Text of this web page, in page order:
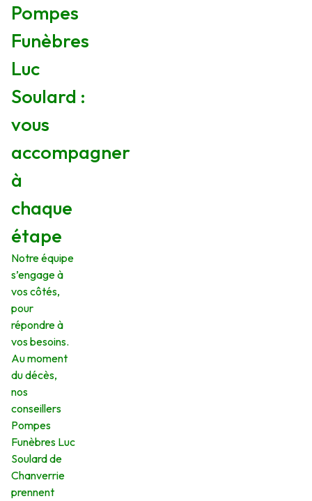
Pompes
Funèbres
Luc
Soulard :
vous
accompagner
à
chaque
étape
Notre équipe
s’engage à
vos côtés,
pour
répondre à
vos besoins.
Au moment
du décès,
nos
conseillers
Pompes
Funèbres Luc
Soulard de
Chanverrie
prennent